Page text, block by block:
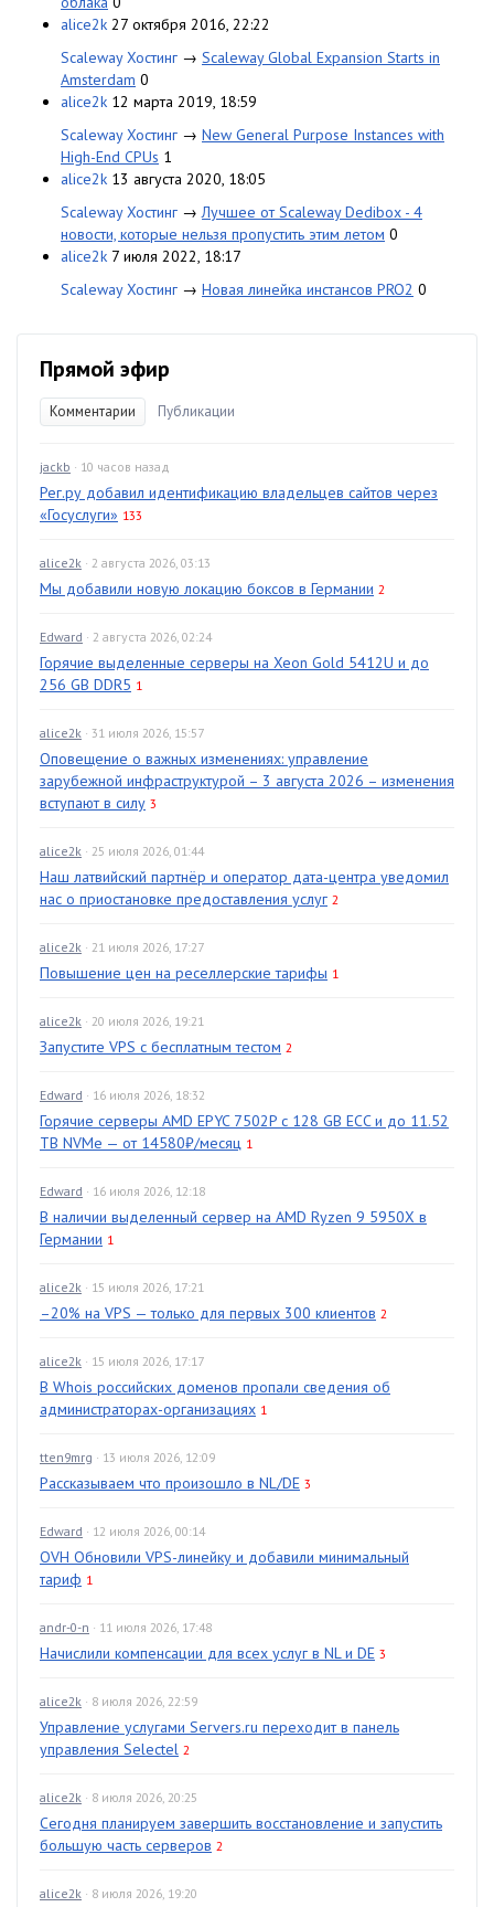
alice2k 27 октября 2016, 22:22
Scaleway Хостинг → Scaleway Global Expansion Starts in
Amsterdam 0
alice2k 12 марта 2019, 18:59
Scaleway Хостинг → New General Purpose Instances with
High-End CPUs 1
alice2k 13 августа 2020, 18:05
Scaleway Хостинг →Лучшее от Scaleway Dedibox - 4
новости, которые нельзя пропустить этим летом 0
alice2k 7 июля 2022, 18:17
Scaleway Хостинг → Новая линейка инстансов PRO2 0
Прямой эфир
Комментарии Публикации
jackb · 10 часов назад
Рег.ру добавил идентификацию владельцев сайтов через
«Госуслуги» 133
alice2k · 2 августа 2026, 03:13
Мы добавили новую локацию боксов в Германии 2
Edward · 2 августа 2026, 02:24
Горячие выделенные серверы на Xeon Gold 5412U и до
256 GB DDR5 1
alice2k · 31 июля 2026, 15:57
Оповещение о важных изменениях: управление
зарубежной инфраструктурой – 3 августа 2026 – изменения
вступают в силу 3
alice2k · 25 июля 2026, 01:44
Наш латвийский партнёр и оператор дата-центра уведомил
нас о приостановке предоставления услуг 2
alice2k · 21 июля 2026, 17:27
Повышение цен на реселлерские тарифы 1
alice2k · 20 июля 2026, 19:21
Запустите VPS с бесплатным тестом 2
Edward · 16 июля 2026, 18:32
Горячие серверы AMD EPYC 7502P с 128 GB ECC и до 11.52
TB NVMe — от 14580₽/месяц 1
Edward · 16 июля 2026, 12:18
В наличии выделенный сервер на AMD Ryzen 9 5950X в
Германии 1
alice2k · 15 июля 2026, 17:21
–20% на VPS — только для первых 300 клиентов 2
alice2k · 15 июля 2026, 17:17
В Whois российских доменов пропали сведения об
администраторах-организациях 1
tten9mrg · 13 июля 2026, 12:09
Рассказываем что произошло в NL/DE 3
Edward · 12 июля 2026, 00:14
OVH Обновили VPS-линейку и добавили минимальный
тариф 1
andr-0-n · 11 июля 2026, 17:48
Начислили компенсации для всех услуг в NL и DE 3
alice2k · 8 июля 2026, 22:59
Управление услугами Servers.ru переходит в панель
управления Selectel 2
alice2k · 8 июля 2026, 20:25
Сегодня планируем завершить восстановление и запустить
большую часть серверов 2
alice2k · 8 июля 2026, 19:20